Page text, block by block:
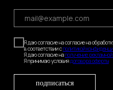
Я даю согласие на согласие на
в соответствии сполитикой
Я даю согласие наполучение
Я принимаю условиядоговора оферты
подписаться